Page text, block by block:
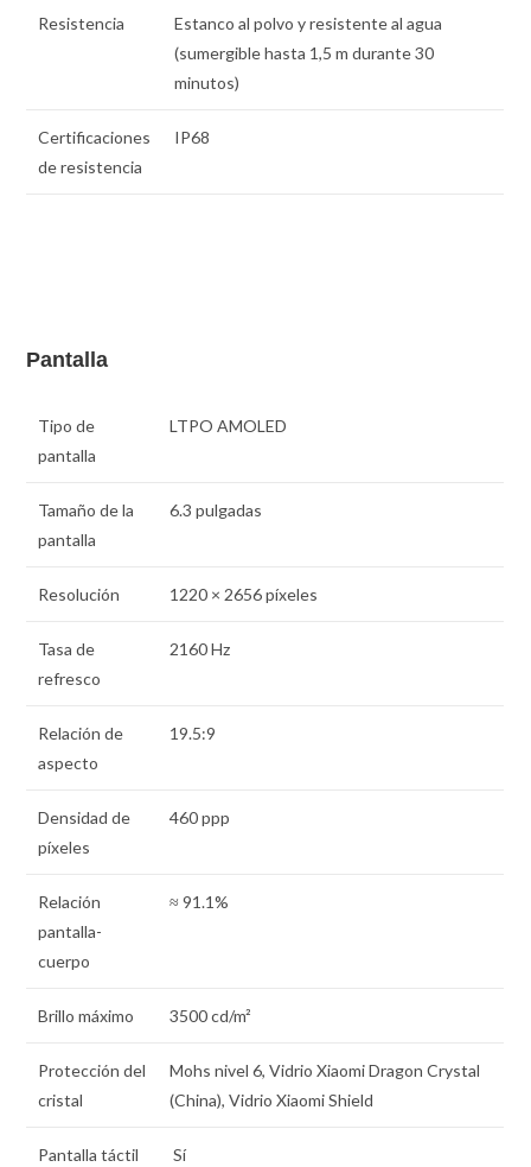
Resistencia
Estanco al polvo y resistente al agua
(sumergible hasta 1,5 m durante 30
minutos)
Certificaciones
de resistencia
IP68
Pantalla
Tipo de
pantalla
LTPO AMOLED
Tamaño de la
pantalla
6.3 pulgadas
Resolución 1220 × 2656 píxeles
Tasa de
refresco
2160 Hz
Relación de
aspecto
19.5:9
Densidad de
píxeles
460 ppp
Relación
pantalla-
cuerpo
≈ 91.1%
Brillo máximo 3500 cd/m²
Protección del
cristal
Mohs nivel 6, Vidrio Xiaomi Dragon Crystal
(China), Vidrio Xiaomi Shield
Pantalla táctil Sí